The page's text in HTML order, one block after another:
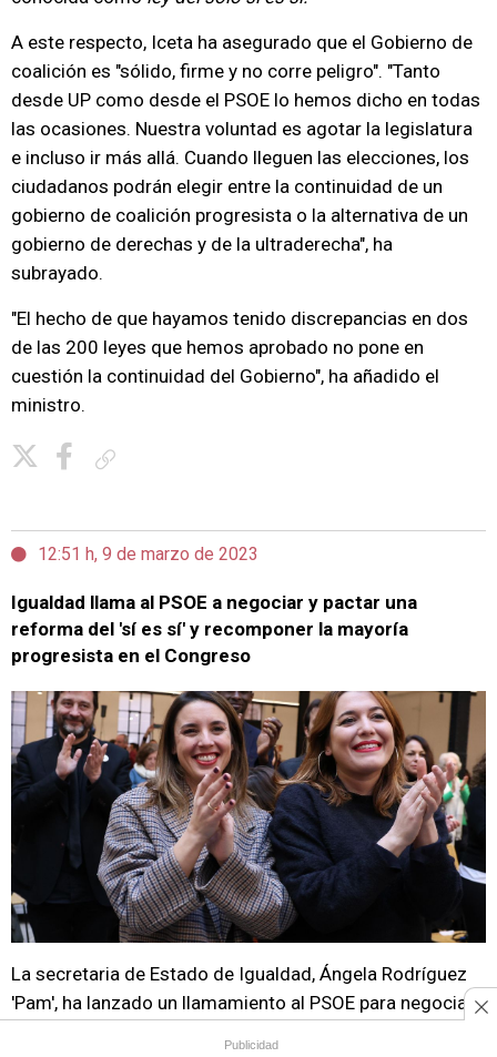
A este respecto, Iceta ha asegurado que el Gobierno de
coalición es "sólido, firme y no corre peligro". "Tanto
desde UP como desde el PSOE lo hemos dicho en todas
las ocasiones. Nuestra voluntad es agotar la legislatura
e incluso ir más allá. Cuando lleguen las elecciones, los
ciudadanos podrán elegir entre la continuidad de un
gobierno de coalición progresista o la alternativa de un
gobierno de derechas y de la ultraderecha", ha
subrayado.
"El hecho de que hayamos tenido discrepancias en dos
de las 200 leyes que hemos aprobado no pone en
cuestión la continuidad del Gobierno", ha añadido el
ministro.
12:51 h, 9 de marzo de 2023
Igualdad llama al PSOE a negociar y pactar una
reforma del 'sí es sí' y recomponer la mayoría
progresista en el Congreso
La secretaria de Estado de Igualdad, Ángela Rodríguez
'Pam', ha lanzado un llamamiento al PSOE para negociar
Publicidad